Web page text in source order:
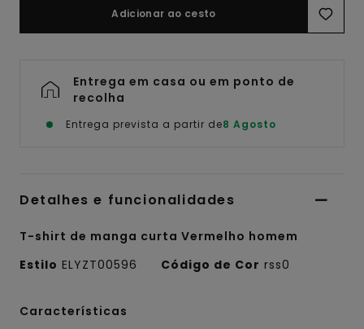
Adicionar ao cesto
Entrega em casa ou em ponto de
recolha
Entrega prevista a partir de8 Agosto
Detalhes e funcionalidades
T-shirt de manga curta Vermelho homem
Estilo ELYZT00596 Código de Cor rss0
Características